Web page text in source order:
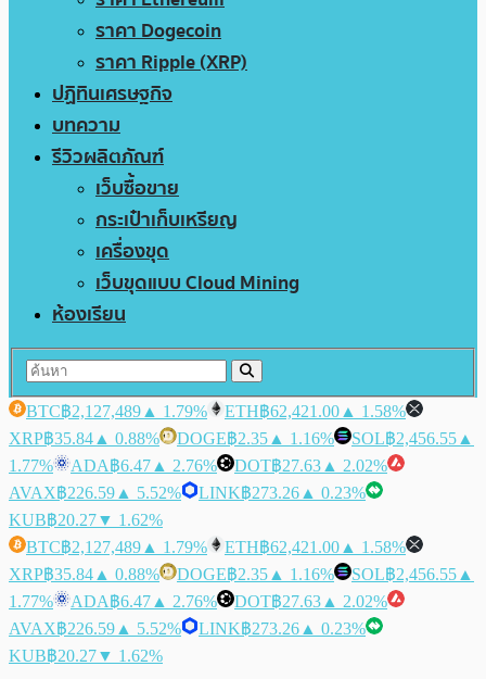
ราคา Dogecoin
ราคา Ripple (XRP)
ปฏิทินเศรษฐกิจ
บทความ
รีวิวผลิตภัณฑ์
เว็บซื้อขาย
กระเป๋าเก็บเหรียญ
เครื่องขุด
เว็บขุดแบบ Cloud Mining
ห้องเรียน
BTC฿2,127,489 ▲ 1.79% ETH฿62,421.00 ▲ 1.58%
XRP฿35.84 ▲ 0.88% DOGE฿2.35 ▲ 1.16% SOL฿2,456.55 ▲
1.77%
ADA฿6.47 ▲ 2.76% DOT฿27.63 ▲ 2.02%
AVAX฿226.59 ▲ 5.52% LINK฿273.26 ▲ 0.23%
KUB฿20.27▼ 1.62%
BTC฿2,127,489 ▲ 1.79% ETH฿62,421.00 ▲ 1.58%
XRP฿35.84 ▲ 0.88% DOGE฿2.35 ▲ 1.16% SOL฿2,456.55 ▲
1.77%
ADA฿6.47 ▲ 2.76% DOT฿27.63 ▲ 2.02%
AVAX฿226.59 ▲ 5.52% LINK฿273.26 ▲ 0.23%
KUB฿20.27▼ 1.62%